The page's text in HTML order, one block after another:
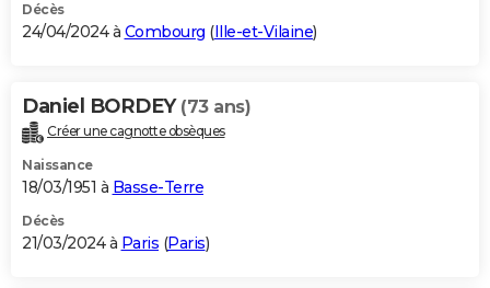
Décès
24/04/2024 à Combourg (Ille-et-Vilaine)
Daniel BORDEY (73 ans)
Créer une cagnotte obsèques
Naissance
18/03/1951 à Basse-Terre
Décès
21/03/2024 à Paris (Paris)